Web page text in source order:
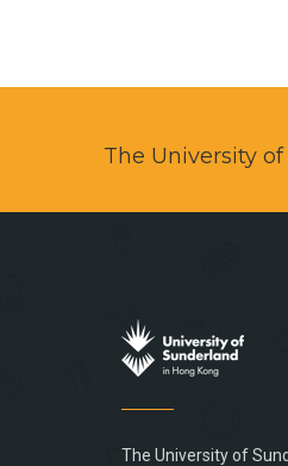
The University
The University of